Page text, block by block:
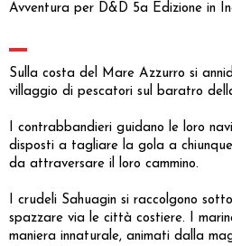
Avventura per D&D 5a Edizione in
Sulla costa del Mare Azzurro si
villaggio di pescatori sul baratro
I contrabbandieri guidano le loro
disposti a tagliare la gola a
da attraversare il loro cammino.
I crudeli Sahuagin si raccolgono
spazzare via le città costiere. I
maniera innaturale, animati dalla